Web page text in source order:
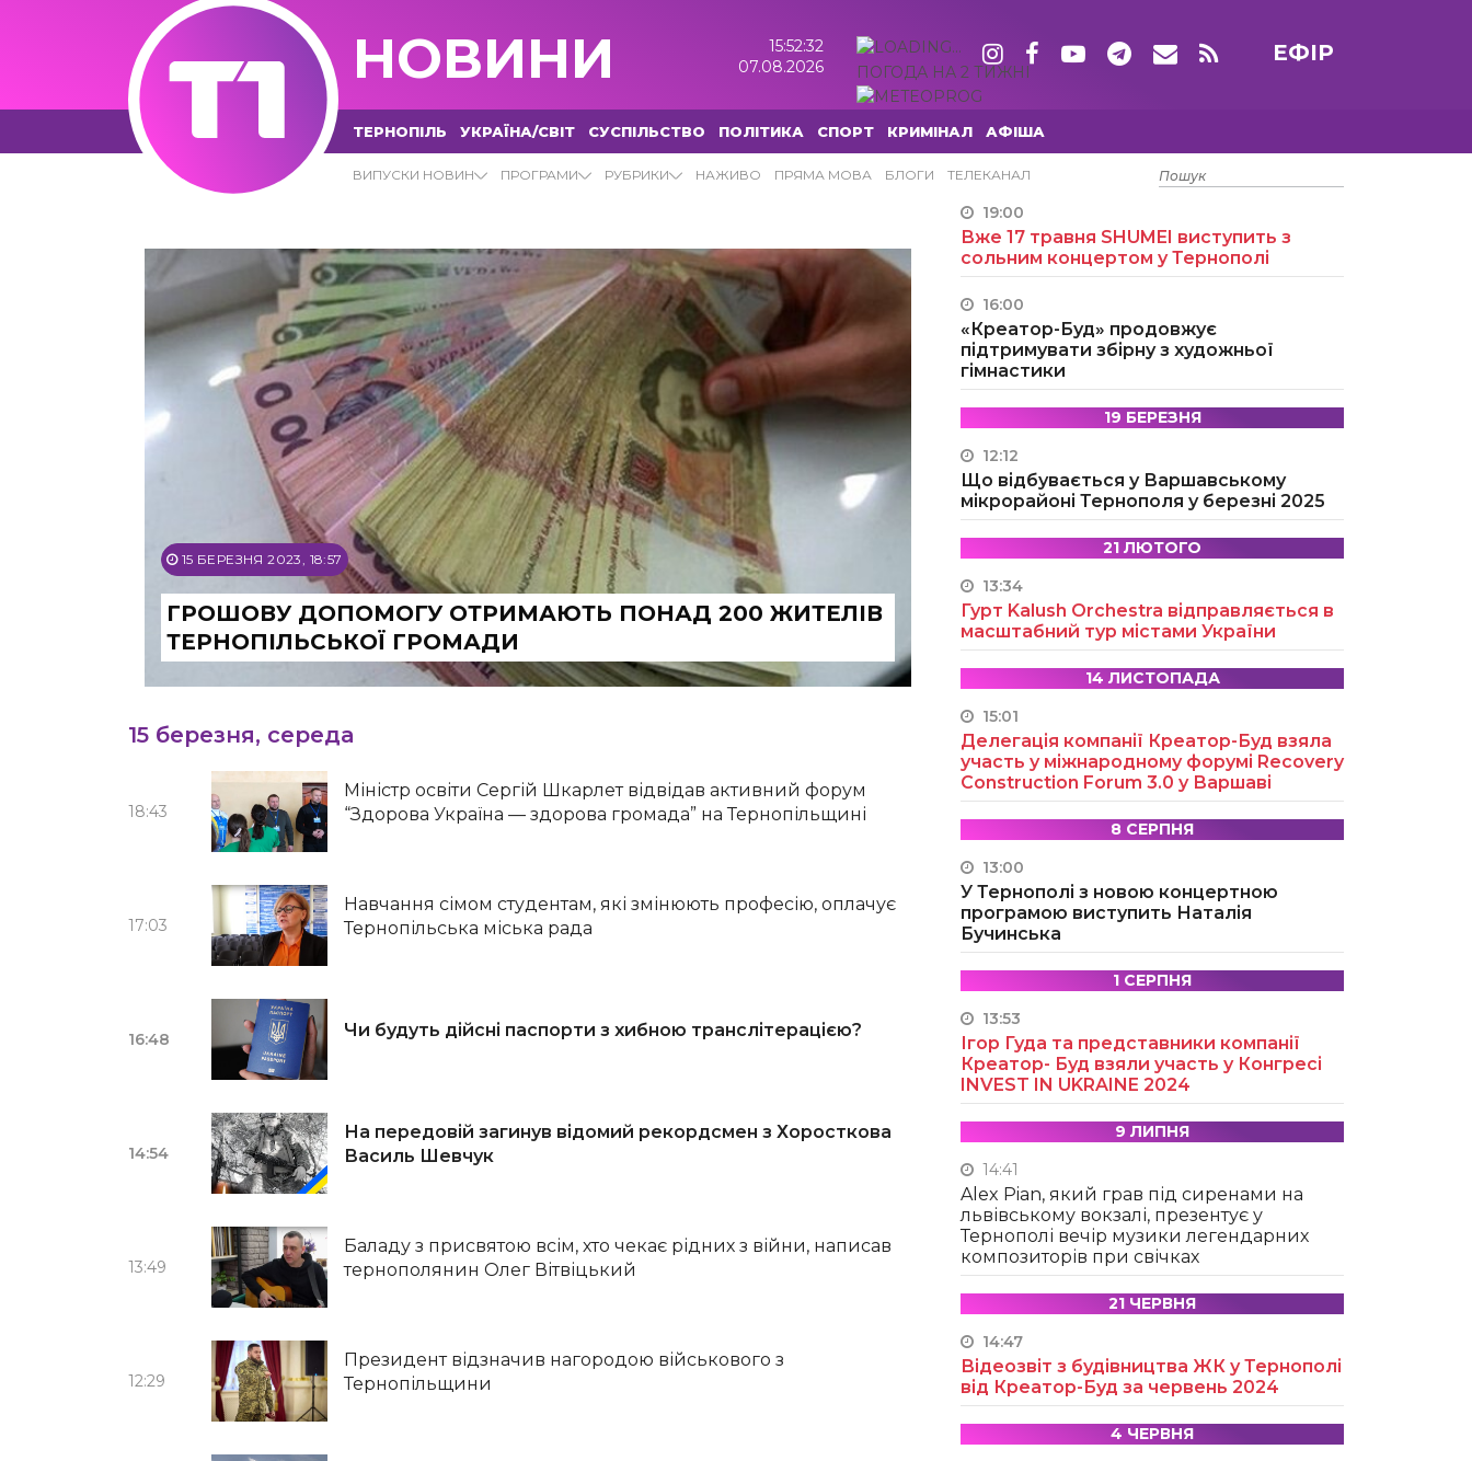
НОВИНИ
15:52:33
07.08.2026
ПОГОДА НА 2 ТИЖНІ
ЕФІР
ТЕРНОПІЛЬ УКРАЇНА/СВІТ СУСПІЛЬСТВО ПОЛІТИКА СПОРТ КРИМІНАЛ АФІША
ВИПУСКИ НОВИН ПРОГРАМИ РУБРИКИ НАЖИВО ПРЯМА МОВА БЛОГИ ТЕЛЕКАНАЛ
15.03.2023 - Т1 НОВИНИ
15 БЕРЕЗНЯ 2023, 18:57
ГРОШОВУ ДОПОМОГУ ОТРИМАЮТЬ ПОНАД 200 ЖИТЕЛІВ
ТЕРНОПІЛЬСЬКОЇ ГРОМАДИ
15 березня, середа
18:43
Міністр освіти Сергій Шкарлет відвідав активний форум
“Здорова Україна — здорова громада” на Тернопільщині
17:03
Навчання сімом студентам, які змінюють професію, оплачує
Тернопільська міська рада
16:48 Чи будуть дійсні паспорти з хибною транслітерацією?
14:54
На передовій загинув відомий рекордсмен з Хоросткова
Василь Шевчук
13:49
Баладу з присвятою всім, хто чекає рідних з війни, написав
тернополянин Олег Вітвіцький
12:29
Президент відзначив нагородою військового з
Тернопільщини
15 ТРАВНЯ
19:00
Вже 17 травня SHUMEI виступить з
сольним концертом у Тернополі
16:00
«Креатор-Буд» продовжує
підтримувати збірну з художньої
гімнастики
19 БЕРЕЗНЯ
12:12
Що відбувається у Варшавському
мікрорайоні Тернополя у березні 2025
21 ЛЮТОГО
13:34
Гурт Kalush Orchestra відправляється в
масштабний тур містами України
14 ЛИСТОПАДА
15:01
Делегація компанії Креатор-Буд взяла
участь у міжнародному форумі Recovery
Construction Forum 3.0 у Варшаві
8 СЕРПНЯ
13:00
У Тернополі з новою концертною
програмою виступить Наталія
Бучинська
1 СЕРПНЯ
13:53
Ігор Гуда та представники компанії
Креатор- Буд взяли участь у Конгресі
INVEST IN UKRAINE 2024
9 ЛИПНЯ
14:41
Alex Pian, який грав під сиренами на
львівському вокзалі, презентує у
Тернополі вечір музики легендарних
композиторів при свічках
21 ЧЕРВНЯ
14:47
Відеозвіт з будівництва ЖК у Тернополі
від Креатор-Буд за червень 2024
4 ЧЕРВНЯ